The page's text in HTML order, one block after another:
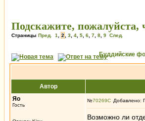
Подскажите, пожалуйста,
Страницы Пред. 1 2 3 4 5 6 7 8 9 След.
Буддийские
Автор
Яо
Гость
№70269 Добавлено:
Возможно ли